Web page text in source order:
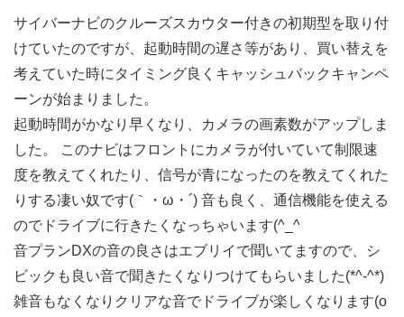
サイバーナビのクルーズスカウター付きの初期型を取り付
けていたのですが、起動時間の遅さ等があり、買い替えを
考えていた時にタイミング良くキャッシュバックキャンペ
ーンが始まりました。
起動時間がかなり早くなり、カメラの画素数がアップしま
した。 このナビはフロントにカメラが付いていて制限速
度を教えてくれたり、信号が青になったのを教えてくれた
りする凄い奴です(｀・ω・´) 音も良く、通信機能を使える
のでドライブに行きたくなっちゃいます(^_^
音プランDXの音の良さはエブリイで聞いてますので、シ
ビックも良い音で聞きたくなりつけてもらいました(*^-^*)
雑音もなくなりクリアな音でドライブが楽しくなります(o